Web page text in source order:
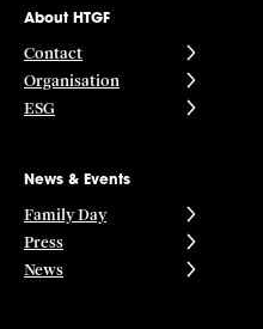
About HTGF
Contact
Organisation
ESG
News & Events
Family Day
Press
News